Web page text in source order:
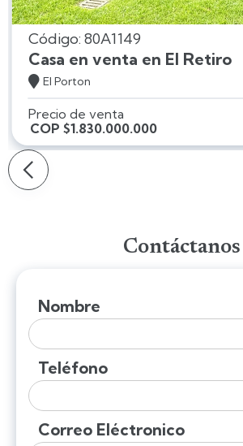
Código: 80A1149
Casa en venta en El Retiro
 El Porton
Precio de venta
COP $1.830.000.000
Slide 2 of 15.
Slide 2 of 15.
Contáctanos
Nombre
Teléfono
Correo Eléctronico